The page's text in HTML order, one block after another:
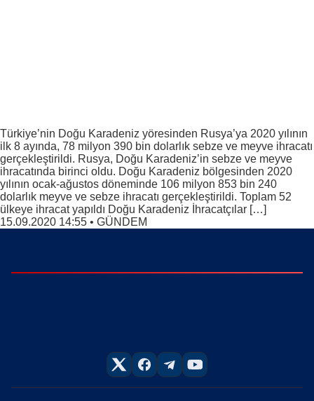
Türkiye’nin Doğu Karadeniz yöresinden Rusya’ya 2020 yılının
ilk 8 ayında, 78 milyon 390 bin dolarlık sebze ve meyve ihracatı
gerçekleştirildi. Rusya, Doğu Karadeniz’in sebze ve meyve
ihracatında birinci oldu. Doğu Karadeniz bölgesinden 2020
yılının ocak-ağustos döneminde 106 milyon 853 bin 240
dolarlık meyve ve sebze ihracatı gerçekleştirildi. Toplam 52
ülkeye ihracat yapıldı Doğu Karadeniz İhracatçılar […]
15.09.2020 14:55 • GÜNDEM